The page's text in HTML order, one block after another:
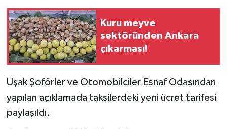
Kuru meyve
sektöründen Ankara
çıkarması!
Uşak Şoförler ve Otomobilciler Esnaf Odasından
yapılan açıklamada taksilerdeki yeni ücret tarifesi
paylaşıldı.